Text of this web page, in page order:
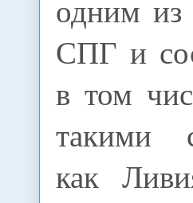
одним из
СПГ и
в том
такими
как